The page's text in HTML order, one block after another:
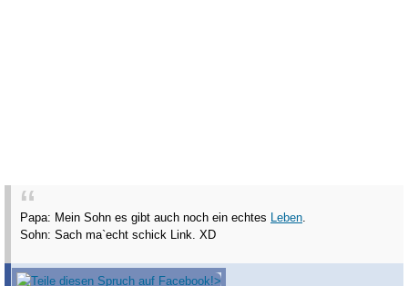
Papa: Mein Sohn es gibt auch noch ein echtes Leben.
Sohn: Sach ma`echt schick Link. XD